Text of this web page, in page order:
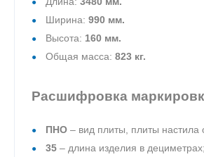
Ширина: 990 мм.
Высота: 160 мм.
Общая масса: 823 кг.
Расшифровка
ПНО – вид плиты, плиты настила
35 – длина изделия в дециметрах;